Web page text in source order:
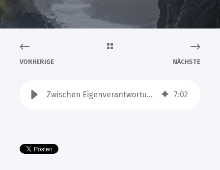
VORHERIGE NÄCHSTE
Zwischen Eigenverantwortung und Struktur 7:02